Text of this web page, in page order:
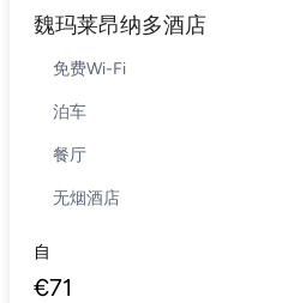
魏玛莱昂纳多酒店
免费Wi-Fi
泊车
餐厅
无烟酒店
自
€71